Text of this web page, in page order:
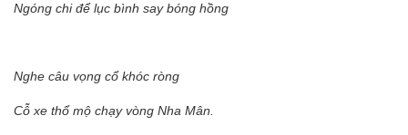
Ngóng chi để lục bình say bóng hồng
Nghe câu vọng cổ khóc ròng
Cỗ xe thổ mộ chạy vòng Nha Mân.